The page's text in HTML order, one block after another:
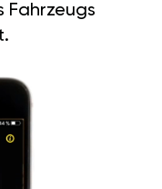
Fahrzeugs